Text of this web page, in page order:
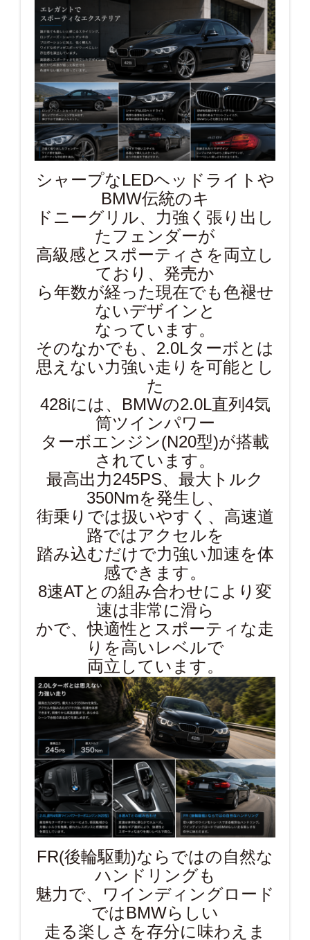
シャープなLEDヘッドライトや
BMW伝統のキ
ドニーグリル、力強く張り出し
たフェンダーが
高級感とスポーティさを両立し
ており、発売か
ら年数が経った現在でも色褪せ
ないデザインと
なっています。
そのなかでも、2.0Lターボとは
思えない力強い走りを可能とし
た
428iには、BMWの2.0L直列4気
筒ツインパワー
ターボエンジン(N20型)が搭載
されています。
最高出力245PS、最大トルク
350Nmを発生し、
街乗りでは扱いやすく、高速道
路ではアクセルを
踏み込むだけで力強い加速を体
感できます。
8速ATとの組み合わせにより変
速は非常に滑ら
かで、快適性とスポーティな走
りを高いレベルで
両立しています。
FR(後輪駆動)ならではの自然な
ハンドリングも
魅力で、ワインディングロード
ではBMWらしい
走る楽しさを存分に味わえま